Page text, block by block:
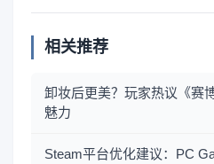
相关推荐
卸妆后更美？玩家热议《赛
魅力
Steam平台优化建议：PC